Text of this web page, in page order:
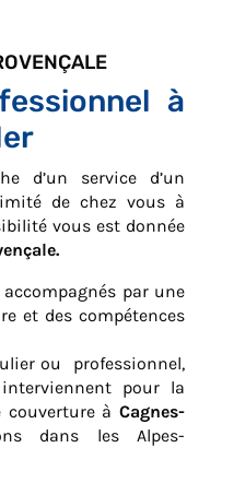
à
d’un service d’un
de chez vous à
vous est donnée
par une
et des compétences
ou professionnel,
pour la
couverture àCagnes-
dans les Alpes-